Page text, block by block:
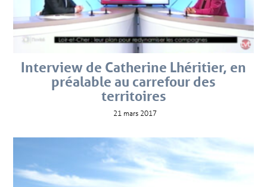
Interview de Catherine Lhéritier, en
préalable au carrefour des
territoires
21 mars 2017